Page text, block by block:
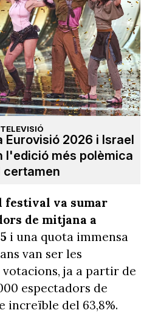
TELEVISIÓ
Eurovisió 2026 i Israel
l'edició més polèmica
certamen
festival va sumar
de mitjana a
i una quota immensa
van ser les
votacions, ja a partir de
espectadors de
increïble del 63,8%.